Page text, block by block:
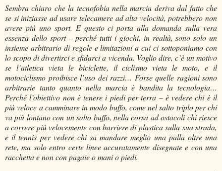
Sembra chiaro che la tecnofobia nella marcia deriva dal fatto che
se si iniziasse ad usare telecamere ad alta velocità, potrebbero non
avere più uno sport. E questo ci porta alla domanda sulla vera
essenza dello sport – perché tutti i giochi, in realtà, sono solo un
insieme arbitrario di regole e limitazioni a cui ci sottoponiamo con
lo scopo di divertirci e sfidarci a vicenda. Voglio dire, c’è un motivo
se l’atletica vieta le biciclette, il ciclismo vieta le moto, e il
motociclismo proibisce l’uso dei razzi… Forse quelle ragioni sono
arbitrarie tanto quanto nella marcia è bandita la tecnologia…
Perché l’obiettivo non è tenere i piedi per terra – è vedere chi è il
più veloce a camminare in modo buffo, come nel salto triplo per chi
va più lontano con un salto buffo, nella corsa ad ostacoli chi riesce
a correre più velocemente con barriere di plastica sulla sua strada,
e il tennis per vedere chi sa mandare meglio una palla oltre una
rete, ma solo entro certe linee accuratamente disegnate e con una
racchetta e non con pagaie o mani o piedi.